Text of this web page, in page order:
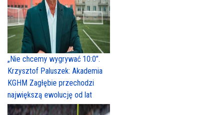
„Nie chcemy wygrywać 10:0”.
Krzysztof Paluszek: Akademia
KGHM Zagłębie przechodzi
największą ewolucję od lat